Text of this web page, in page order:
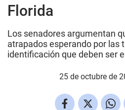
Florida
Los senadores argumentan
atrapados esperando por las
identificación que deben ser
25 de octubre de